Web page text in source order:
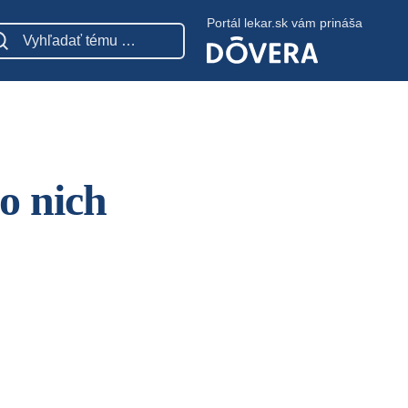
Portál lekar.sk vám prináša
nich